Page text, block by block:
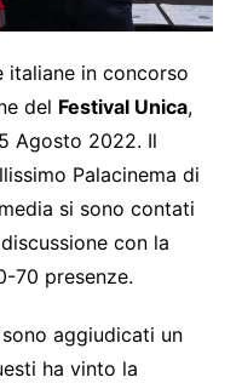
italiane in concorso
del Festival Unica,
Agosto 2022. Il
Palacinema di
si sono contati
con la
70 presenze.
aggiudicati un
ha vinto la